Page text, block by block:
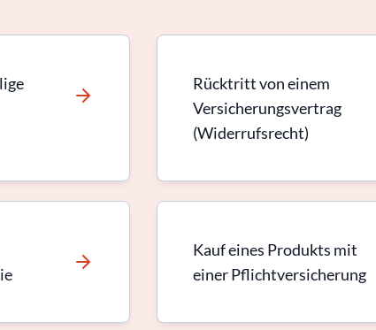
Rücktritt von einem
Versicherungsvertrag
(Widerrufsrecht)
Kauf eines Produkts mit
einer Pflichtversicherung